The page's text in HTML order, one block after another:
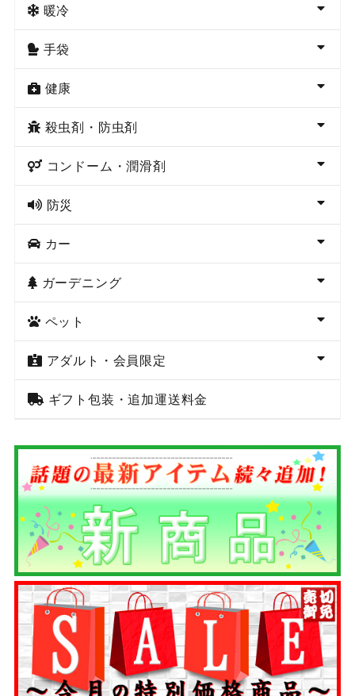
暖冷
手袋
健康
殺虫剤・防虫剤
コンドーム・潤滑剤
防災
カー
ガーデニング
ペット
アダルト・会員限定
ギフト包装・追加運送料金